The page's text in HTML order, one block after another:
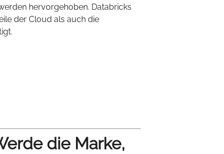
hervorgehoben. Databricks
der Cloud als auch die
die Marke,